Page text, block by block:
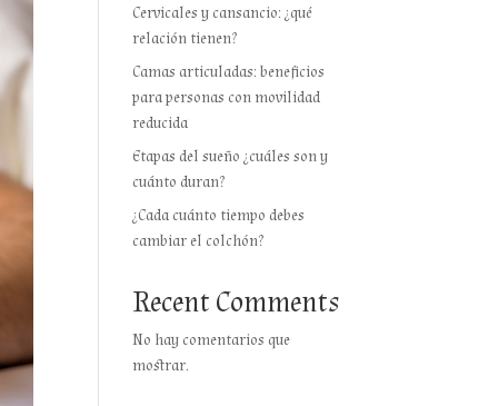
Cervicales y cansancio: ¿qué
relación tienen?
Camas articuladas: beneficios
para personas con movilidad
reducida
Etapas del sueño ¿cuáles son y
cuánto duran?
¿Cada cuánto tiempo debes
cambiar el colchón?
Recent Comments
No hay comentarios que
mostrar.